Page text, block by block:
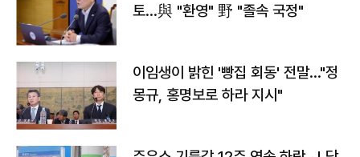
토…與 "환영" 野 "졸속 국정"
이임생이 밝힌 '빵집 회동' 전말…"정
몽규, 홍명보로 하라 지시"